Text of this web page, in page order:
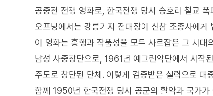
공중전 전쟁 영화로, 한국전쟁 당시 승호리 철교
오프닝에서는 강릉기지 전대장이 신참 조종사에
이 영화는 흥행과 작품성을 모두 사로잡은 그 시
남성 사중창단으로, 1961년 예그린악단에서 시작
주도로 창단된 단체. 이렇게 검증받은 실력으로
함께 1950년 한국전쟁 당시 공군의 활약과 국가